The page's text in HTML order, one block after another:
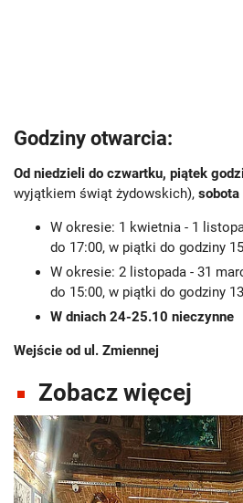
Godziny otwarcia:
Od niedzieli do czwartku, piątek
wyjątkiem świąt żydowskich),
W okresie: 1 kwietnia - 1
do 17:00, w piątki do godziny
W okresie: 2 listopada - 31
do 15:00, w piątki do godziny
W dniach 24-25.10 nieczynne
Wejście od ul. Zmiennej
Zobacz więcej